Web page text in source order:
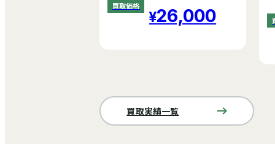
買取価格 26,000
買取実績一覧